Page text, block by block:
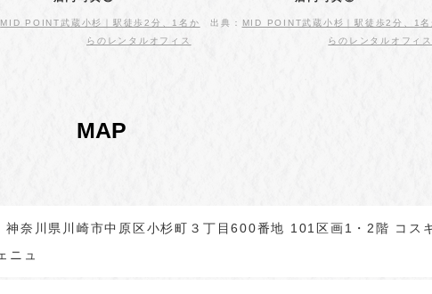
MID POINT武蔵小杉｜駅徒歩2分、1名か
らのレンタルオフィス
出典：
MID POINT武蔵小杉｜駅徒歩2分、1名
らのレンタルオフィス
MAP
奈川県川崎市中原区小杉町３丁目600番地 101区画1・2階 コス
ニュ